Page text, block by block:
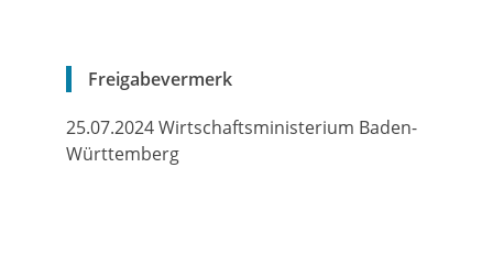
Freigabevermerk
25.07.2024 Wirtschaftsministerium Baden-
Württemberg